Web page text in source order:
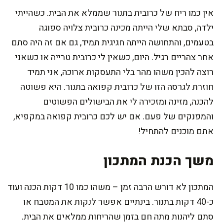
אין כמו ריח של כרובית בתנור שממלא את הבית. כשהייתי
ילדה, סבתא שלי הייתה מכינה כרובית צלויה ספוגה
בטעמים, והתחושה הייתה חגיגית תמיד, גם אם זה היה סתם
אחר צהריים רגיל. היום, כשאין לי כרובית טרייה או כשאני
רוצה להכין משהו מהר בלי התעסקות ארוכה, אני תמיד
חוזרת לגרסה הזו של כרובית קפואה בתנור. היא פשוטה
להכנה, מזינה ומזכירה לי את הבישולים הפשוטים
והמפנקים של פעם. אם יש לכם כרובית קפואה במקפיא,
אתם מוכנים להתחיל!
משך הכנת המתכון
המתכון לא דורש הרבה זמן – משהו כמו 10 דקות הכנה ועוד
כ-40 דקות בתנור. בינתיים אפשר לנקות את המטבח או
סתם ליהנות מתה חם בזמן שהריחות ממלאים את הבית.